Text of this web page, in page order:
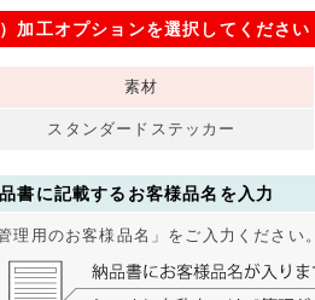
枚
12,745円 19,429円
17,391円
18,981円
枚
23,627円 37,566円
枚
25,950円 41,438円
5500枚
6000枚
29,128円 46,736円
加工オプションを選択してください
素材
スタンダードステッカー
書に記載するお客様品名を入力
管理用のお客様品名」をご入力ください。